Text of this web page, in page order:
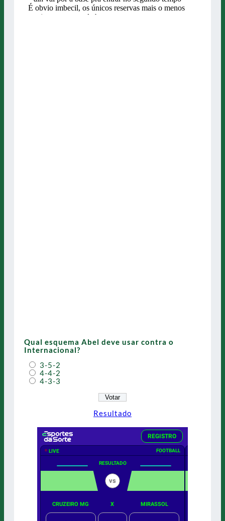
Qual esquema Abel deve usar contra o
Internacional?
3-5-2
4-4-2
4-3-3
Resultado